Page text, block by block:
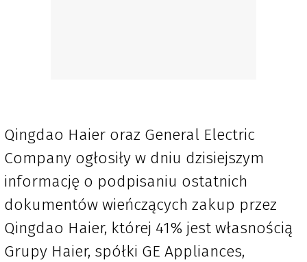
Qingdao Haier oraz General Electric
Company ogłosiły w dniu dzisiejszym
informację o podpisaniu ostatnich
dokumentów wieńczących zakup przez
Qingdao Haier, której 41% jest własnością
Grupy Haier, spółki GE Appliances,